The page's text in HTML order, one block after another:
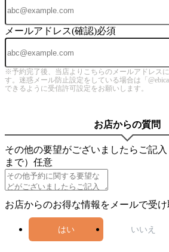
メールアドレス(確認)必須
※予約完了後、当店よりこちらのメールアドレス
す。迷惑メール防止設定をしている場合は「
できるように受信許可設定をお願いします。
お店からの質問
その他の要望がございましたらご記
まで） 任意
お店からのお得な情報をメールで受け
はい いいえ